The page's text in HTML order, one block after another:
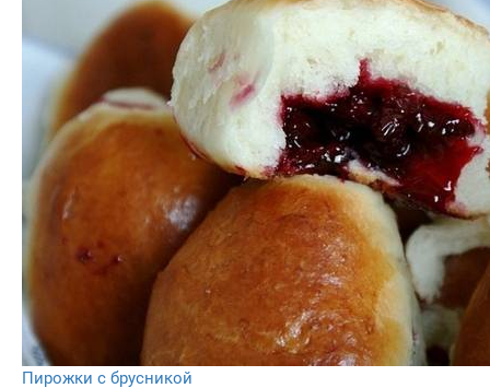
Пирожки с брусникой